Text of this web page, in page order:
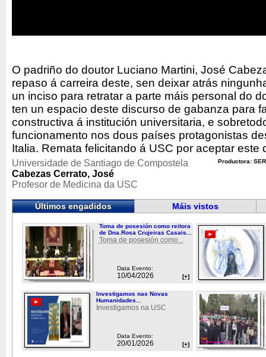
O padriño do doutor Luciano Martini, José
repaso á carreira deste, sen deixar atrás
un inciso para retratar a parte máis personal do
ten un espacio deste discurso de gabanza para
constructiva á institución universitaria, e
funcionamento nos dous países protagonistas
Italia. Remata felicitando á USC por aceptar este
Productora:
Universidade de Santiago de Compostela
Cabezas Cerrato, José
Profesor de Medicina da USC
Últimos engadidos Máis vistos
Toma de posesión como reitora
de Dna.Rosa Crujeiras Casais...
Toma de posesión como...
Data Evento:
10/04/2026 [+]
Investigamos nas Novas
Humanidades...
Investigamos na USC
Data Evento:
20/01/2026 [+]